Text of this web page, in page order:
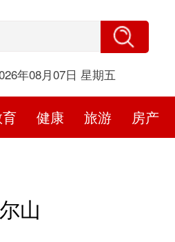
年08月07日 星期五
健康 旅游 房产
山